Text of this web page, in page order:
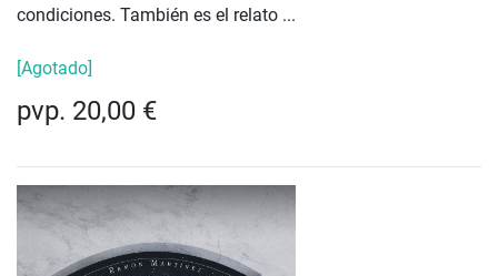
condiciones. También es el relato ...
[Agotado]
pvp. 20,00 €